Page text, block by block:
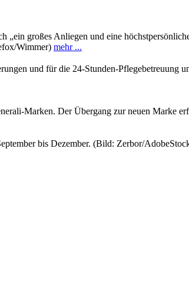
großes Anliegen und eine
Wimmer) mehr ...
und für die 24-Stunden-Pflegebetreuung
Marken. Der Übergang zur neuen Marke
bis Dezember. (Bild: Zerbor/